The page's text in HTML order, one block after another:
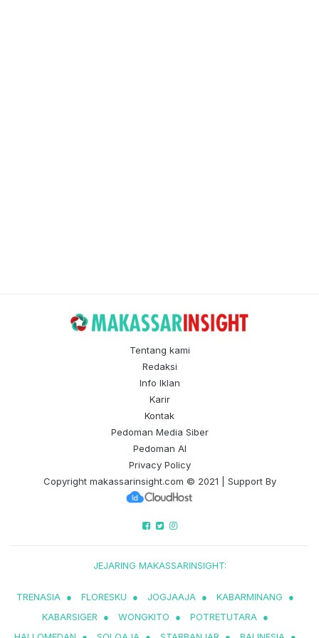
Tentang kami
Redaksi
Info Iklan
Karir
Kontak
Pedoman Media Siber
Pedoman AI
Privacy Policy
Copyright makassarinsight.com © 2021 | Support By
JEJARING MAKASSARINSIGHT:
TRENASIA ● FLORESKU ● JOGJAAJA ● KABARMINANG
●
KABARSIGER
● WONGKITO ● POTRETUTARA ●